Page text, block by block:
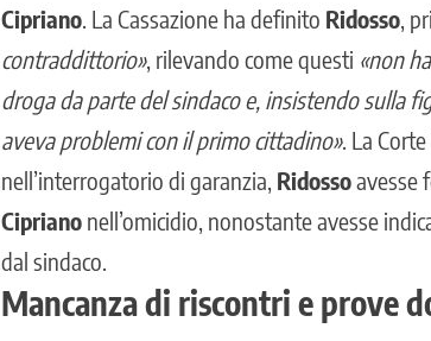
Cipriano . La Cassazione ha definito Ridosso ,
contraddittorio», rilevando come questi «non
droga da parte del sindaco e, insistendo sulla
aveva problemi con il primo cittadino». La
nell’interrogatorio di garanzia, Ridossoavesse
Cipriano nell’omicidio, nonostante avesse
dal sindaco.
Mancanza di riscontri e prove